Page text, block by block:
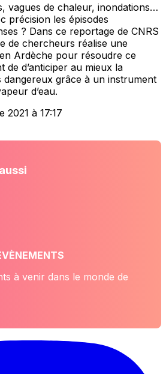
vagues de chaleur, inondations…
précision les épisodes
? Dans ce reportage de CNRS
de chercheurs réalise une
Ardèche pour résoudre ce
de d’anticiper au mieux la
dangereux grâce à un instrument
d’eau.
2021 à 17:17
à venir dans le monde de